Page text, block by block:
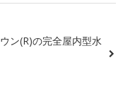
ン(R)の完全屋内型水